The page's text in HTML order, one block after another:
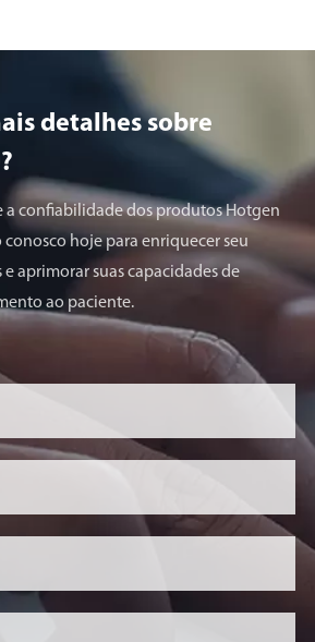
detalhes sobre
a confiabilidade dos produtos Hotgen
conosco hoje para enriquecer seu
aprimorar suas capacidades de
ao paciente.